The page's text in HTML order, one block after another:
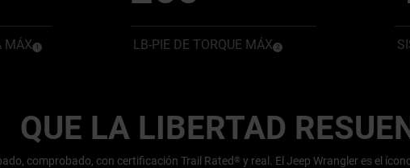
MÁX (
Disclosure
1) LB-PIE DE TORQUE MÁX (
Disclosure
2)
QUE LA LIBERTAD
comprobado, con certificación Trail Rated® y real. El Jeep Wrangler es el